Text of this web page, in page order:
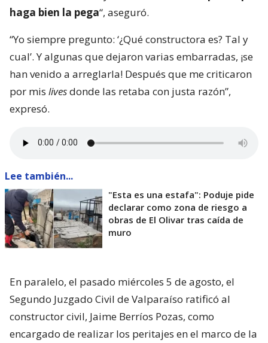
haga bien la pega“, aseguró.
“Yo siempre pregunto: ‘¿Qué constructora es? Tal y
cual’. Y algunas que dejaron varias embarradas, ¡se
han venido a arreglarla! Después que me criticaron
por mis livesdonde las retaba con justa razón”,
expresó.
Lee también...
"Esta es una estafa": Poduje pide
declarar como zona de riesgo a
obras de El Olivar tras caída de
muro
En paralelo, el pasado miércoles 5 de agosto, el
Segundo Juzgado Civil de Valparaíso ratificó al
constructor civil, Jaime Berríos Pozas, como
encargado de realizar los peritajes en el marco de la